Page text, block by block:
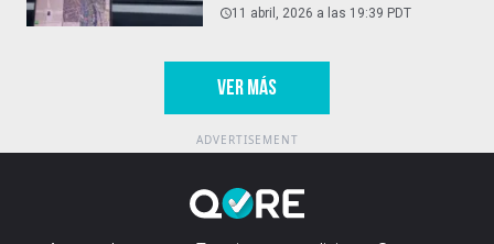
11 abril, 2026 a las 19:39 PDT
VER MÁS